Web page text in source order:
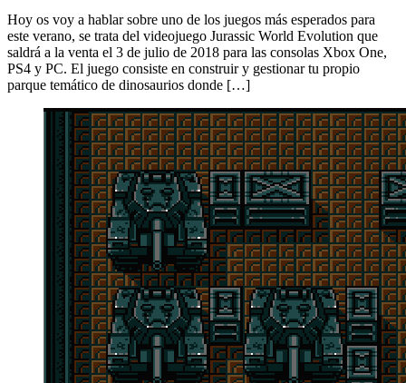
Hoy os voy a hablar sobre uno de los juegos más esperados para
este verano, se trata del videojuego Jurassic World Evolution que
saldrá a la venta el 3 de julio de 2018 para las consolas Xbox One,
PS4 y PC. El juego consiste en construir y gestionar tu propio
parque temático de dinosaurios donde […]